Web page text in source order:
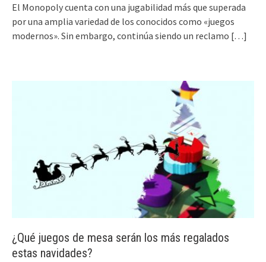
El Monopoly cuenta con una jugabilidad más que superada
por una amplia variedad de los conocidos como «juegos
modernos». Sin embargo, continúa siendo un reclamo […]
¿Qué juegos de mesa serán los más regalados
estas navidades?